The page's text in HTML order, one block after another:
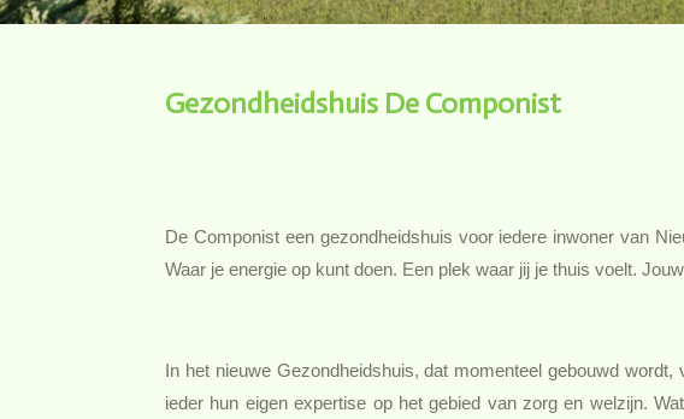
Gezondheidshuis De Componist
De Componist een gezondheidshuis voor iedere inwoner van
Waar je energie op kunt doen. Een plek waar jij je thuis voelt.
In het nieuwe Gezondheidshuis, dat momenteel gebouwd
ieder hun eigen expertise op het gebied van zorg en welzijn.